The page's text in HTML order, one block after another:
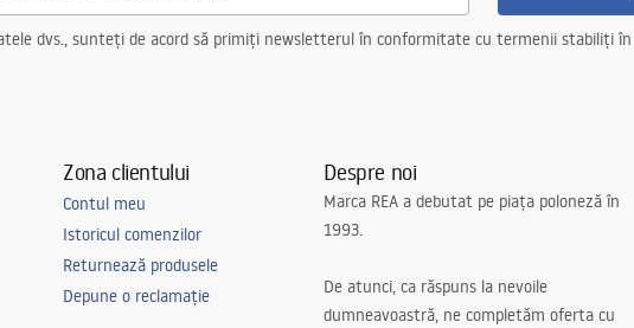
dvs., sunteți de acord să primiți newsletterul în conformitate cu termenii stabiliți în
Zona clientului
Contul meu
Istoricul comenzilor
Returnează produsele
Depune o reclamație
Despre noi
Marca REA a debutat pe piața poloneză în
1993.
De atunci, ca răspuns la nevoile
dumneavoastră, ne completăm oferta cu